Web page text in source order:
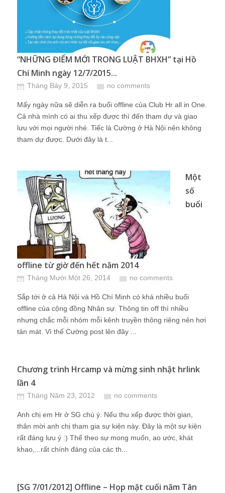
“NHỮNG ĐIỂM MỚI TRONG LUẬT BHXH” tại Hồ
Chí Minh ngày 12/7/2015...
Tháng Bảy 9, 2015 no comments
Mấy ngày nữa sẽ diễn ra buổi offline của Club Hr all in One.
Cả nhà mình có ai thu xếp được thì đến tham dự và giao
lưu với mọi người nhé. Tiếc là Cường ở Hà Nội nên không
tham dự được. Dưới đây là t...
Một
số
buổi
offline từ giờ đến hết năm 2014
Tháng Mười Một 26, 2014 no comments
Sắp tới ở cả Hà Nội và Hồ Chí Minh có khá nhiều buổi
offline của cộng đồng Nhân sự. Thông tin off thì nhiều
nhưng chắc mỗi nhóm mỗi kênh truyền thông riêng nên hơi
tản mát. Vì thế Cường post lên đây ...
Chương trình Hrcamp và mừng sinh nhật hrlink
lần 4
Tháng Năm 23, 2012 no comments
Anh chị em Hr ở SG chú ý. Nếu thu xếp được thời gian,
thân mời anh chị tham gia sự kiện này. Đây là một sự kiện
rất đáng lưu ý :) Thể theo sự mong muốn, ao ước, khát
khao,...rất chính đáng của các th...
[SG 7/01/2012] Offline – Họp mặt cuối năm Tân